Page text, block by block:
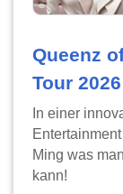
Queenz
Tour 2026
In einer
Ming was
kann!